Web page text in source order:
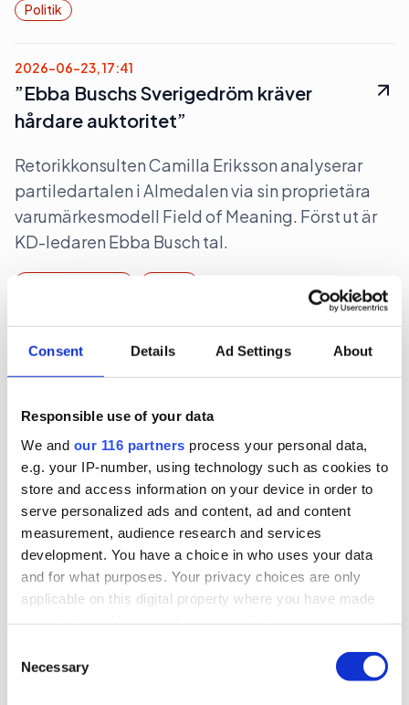
Consent Details Ad Settings About
Responsible use of your data
We and our 116 partners process your personal data,
e.g. your IP-number, using technology such as cookies to
store and access information on your device in order to
serve personalized ads and content, ad and content
measurement, audience research and services
development. You have a choice in who uses your data
and for what purposes. Your privacy choices are only
applicable on this digital property where you have made
the Privacy trigger icon.
Selection
Necessary
Politik
2026-06-23, 17:41
”Ebba Buschs Sverigedröm kräver
hårdare auktoritet”
Retorikkonsulten Camilla Eriksson analyserar
partiledartalen i Almedalen via sin proprietära
varumärkesmodell Field of Meaning. Först ut är
KD-ledaren Ebba Busch tal.
2026-06-23, 12:10
Bakom M-avhoppet i Karlstad
Moderaten Christian Holm lämnar sina politiska
uppdrag i Karlstad kommun och drar tillbaka sin
kandidatur inför höstens riksdagsval. Flera källor
pekar ut anledningen.
Politik
2026-06-22, 12:13
Regeringens nya filmpolitik sågas
Regeringen har knappt presenterat sin